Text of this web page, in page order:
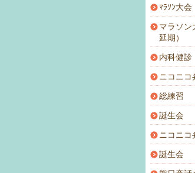
ﾏﾗｿﾝ大会
マラソン
延期）
内科健診
ニコニコ
総練習
誕生会
ニコニコ
誕生会